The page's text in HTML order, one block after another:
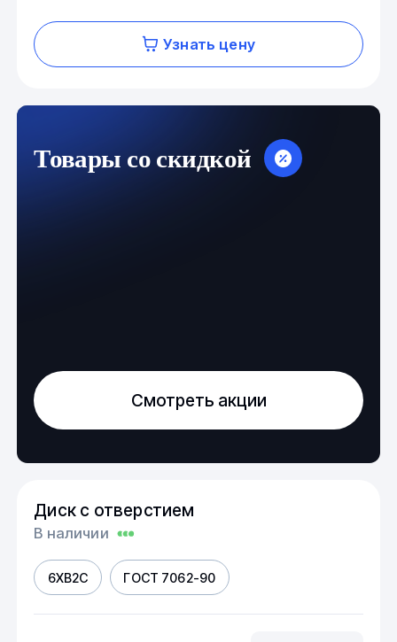
Узнать цену
Товары со скидкой
Смотреть акции
Диск с отверстием
В наличии
6ХВ2С ГОСТ 7062-90